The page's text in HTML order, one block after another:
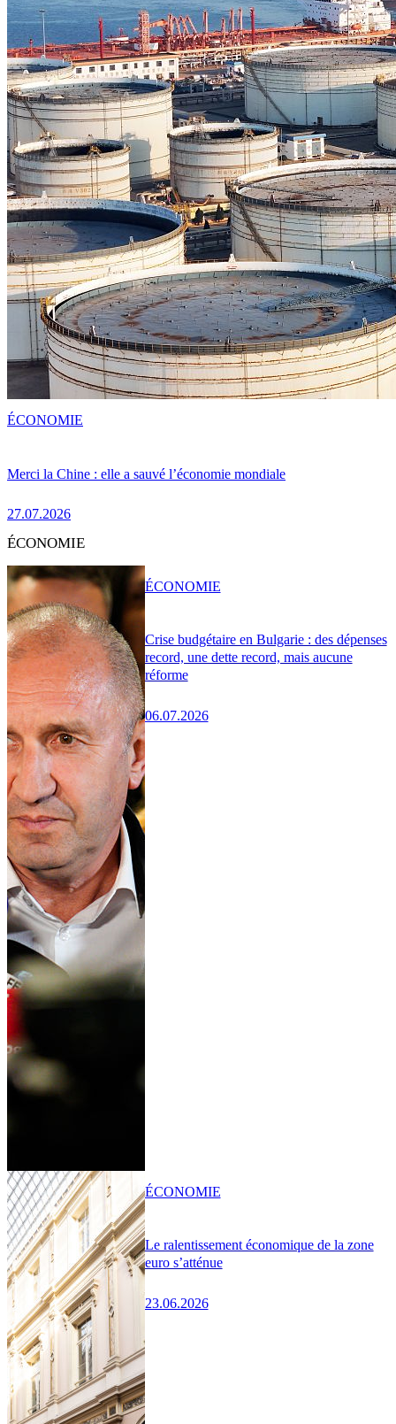
Merci la Chine : elle a sauvé l’économie mondiale
27.07.2026
ÉCONOMIE
ÉCONOMIE
Crise budgétaire en Bulgarie : des dépenses
record, une dette record, mais aucune
réforme
06.07.2026
ÉCONOMIE
Le ralentissement économique de la zone
euro s’atténue
23.06.2026
ÉCONOMIE